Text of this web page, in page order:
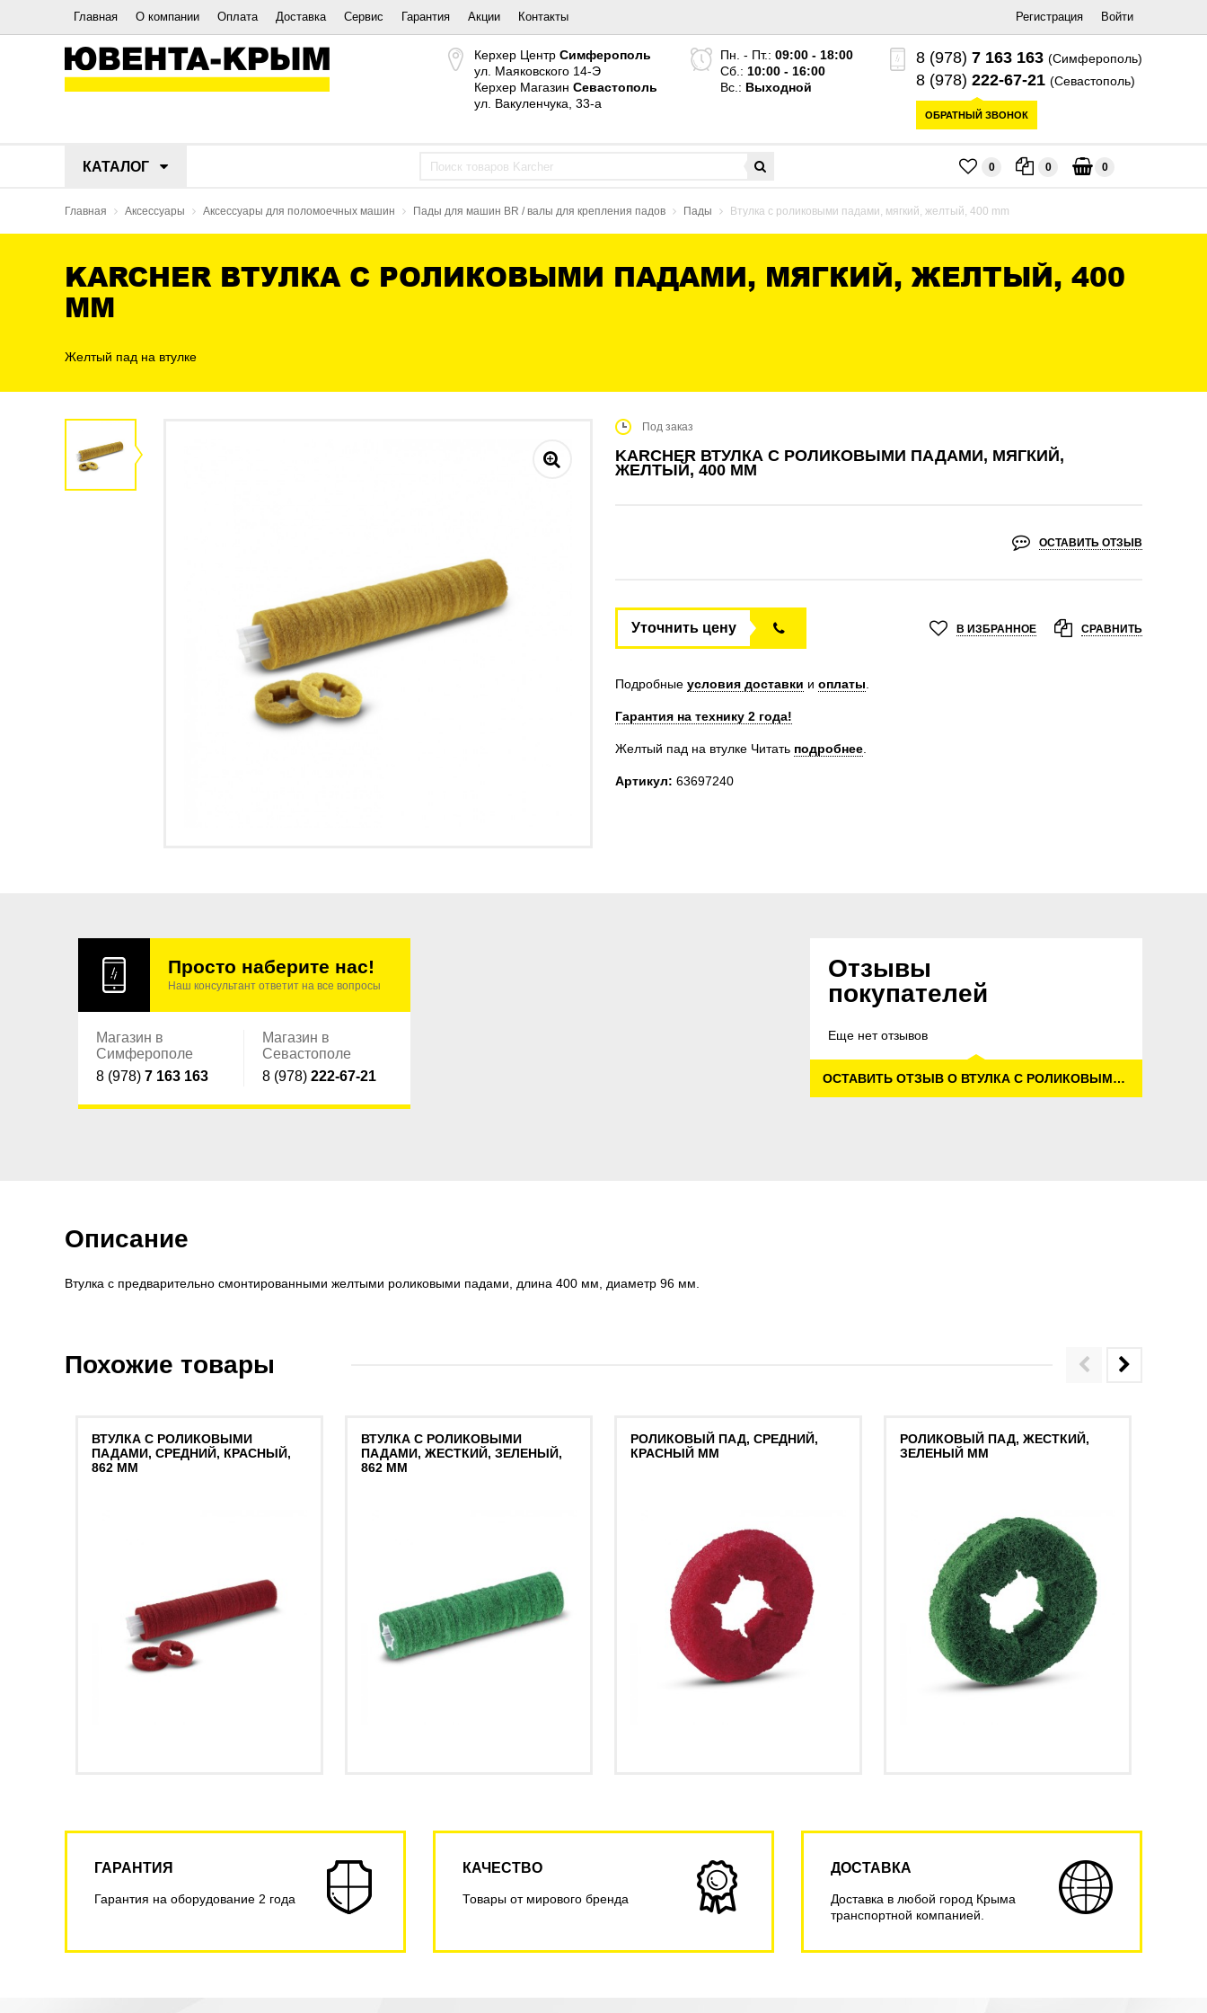
Главная О компании Оплата Доставка Сервис Гарантия Акции Контакты Регистрация Войти
Керхер Центр Симферополь
ул. Маяковского 14-Э
Керхер Магазин Севастополь
ул. Вакуленчука, 33-а
Пн. - Пт.: 09:00 - 18:00
Сб.: 10:00 - 16:00
Вс.: Выходной
8 (978) 7 163 163 (Симферополь)
8 (978) 222-67-21 (Севастополь)
ОБРАТНЫЙ ЗВОНОК
КАТАЛОГ 0 0 0
Главная Аксессуары Аксессуары для поломоечных машин Пады для машин BR / валы для крепления падов Пады Втулка с роликовыми падами, мягкий, желтый, 400 mm
KARCHER ВТУЛКА С РОЛИКОВЫМИ ПАДАМИ, МЯГКИЙ, ЖЕЛТЫЙ, 400
MM
Желтый пад на втулке
Под заказ
KARCHER ВТУЛКА С РОЛИКОВЫМИ ПАДАМИ, МЯГКИЙ,
ЖЕЛТЫЙ, 400 MM
ОСТАВИТЬ ОТЗЫВ
Уточнить цену В ИЗБРАННОЕ СРАВНИТЬ
Подробные условия доставки и оплаты
Гарантия на технику 2 года!
Желтый пад на втулкеЧитать подробнее.
Артикул: 63697240
Просто наберите нас!
Наш консультант ответит на все вопросы
Магазин в
Симферополе
8 (978) 7 163 163
Магазин в
Севастополе
8 (978) 222-67-21
Отзывы
покупателей
Еще нет отзывов
ОСТАВИТЬ ОТЗЫВ О ВТУЛКА С РОЛИКОВЫМИ ПАДАМИ, МЯГКИЙ, ЖЕЛТЫЙ, 400 MM
Описание
Втулка с предварительно смонтированными желтыми роликовыми падами, длина 400 мм, диаметр 96 мм.
Похожие товары
ВТУЛКА С РОЛИКОВЫМИ
ПАДАМИ, СРЕДНИЙ, КРАСНЫЙ,
862 MM
ВТУЛКА С РОЛИКОВЫМИ
ПАДАМИ, ЖЕСТКИЙ, ЗЕЛЕНЫЙ,
862 MM
РОЛИКОВЫЙ ПАД, СРЕДНИЙ,
КРАСНЫЙ MM
РОЛИКОВЫЙ ПАД, ЖЕСТКИЙ,
ЗЕЛЕНЫЙ MM
ГАРАНТИЯ
Гарантия на оборудование 2 года
КАЧЕСТВО
Товары от мирового бренда
ДОСТАВКА
Доставка в любой город Крыма
транспортной компанией.